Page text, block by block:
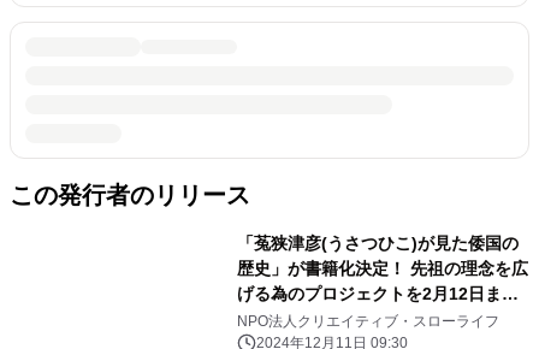
この発行者のリリース
「菟狭津彦(うさつひこ)が見た倭国の
歴史」が書籍化決定！ 先祖の理念を広
げる為のプロジェクトを2月12日まで
実施
NPO法人クリエイティブ・スローライフ
2024年12月11日 09:30